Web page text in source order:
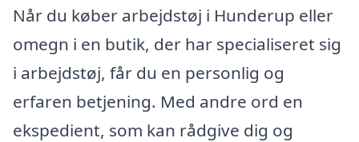
Når du køber arbejdstøj i Hunderup eller
omegn i en butik, der har specialiseret sig
i arbejdstøj, får du en personlig og
erfaren betjening. Med andre ord en
ekspedient, som kan rådgive dig og